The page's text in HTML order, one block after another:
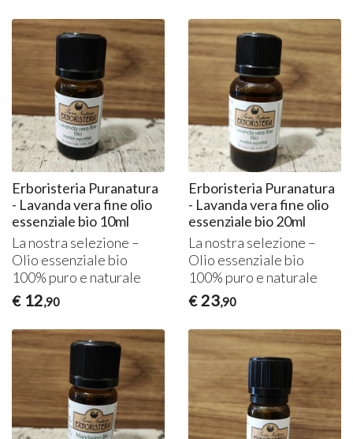
Erboristeria Puranatura
- Lavanda vera fine olio
essenziale bio 10ml
La nostra selezione –
Olio essenziale bio
100% puro e naturale
€ 12,90
Erboristeria Puranatura
- Lavanda vera fine olio
essenziale bio 20ml
La nostra selezione –
Olio essenziale bio
100% puro e naturale
€ 23,90